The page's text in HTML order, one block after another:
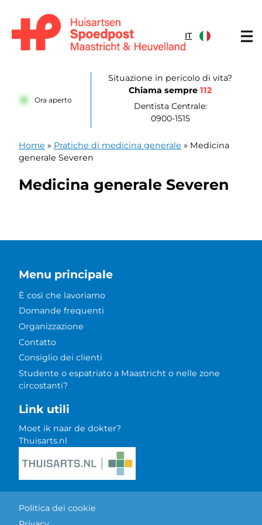
IT
Ora aperto
Situazione in pericolo di vita?
Chiama sempre112
Dentista Centrale:
0900-1515
Home » Pratiche di medicina generale » Medicina
generale Severen
Medicina generale Severen
Menu principale
È così che lavoriamo
Domande frequenti
Organizzazione
Contatto
Consiglio dei clienti
Studente o espatriato a Maastricht o nelle zone
circostanti?
Link utili
Moet ik naar de dokter?
Thuisarts.nl
Politica dei cookie